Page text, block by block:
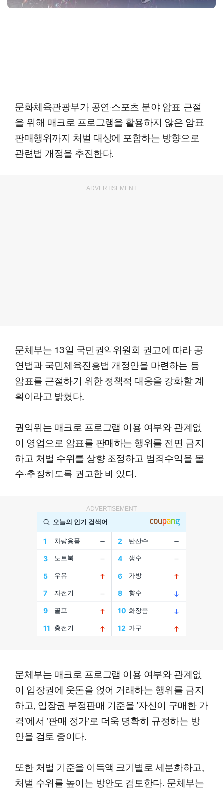
문화체육관광부가 공연·스포츠 분야 암표 근절
을 위해 매크로 프로그램을 활용하지 않은 암표
판매행위까지 처벌 대상에 포함하는 방향으로
관련법 개정을 추진한다.
ADVERTISEMENT
문체부는 13일 국민권익위원회 권고에 따라 공
연법과 국민체육진흥법 개정안을 마련하는 등
암표를 근절하기 위한 정책적 대응을 강화할 계
획이라고 밝혔다.
권익위는 매크로 프로그램 이용 여부와 관계없
이 영업으로 암표를 판매하는 행위를 전면 금지
하고 처벌 수위를 상향 조정하고 범죄수익을 몰
수·추징하도록 권고한 바 있다.
ADVERTISEMENT
문체부는 매크로 프로그램 이용 여부와 관계없
이 입장권에 웃돈을 얹어 거래하는 행위를 금지
하고, 입장권 부정판매 기준을 '자신이 구매한 가
격'에서 '판매 정가'로 더욱 명확히 규정하는 방
안을 검토 중이다.
또한 처벌 기준을 이득액 크기별로 세분화하고,
처벌 수위를 높이는 방안도 검토한다. 문체부는